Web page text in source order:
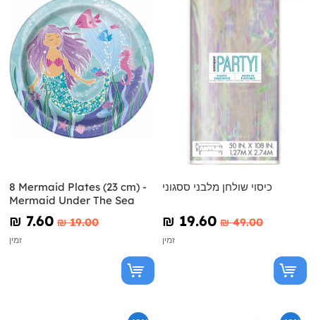
8 Mermaid Plates (23 cm) -
Mermaid Under The Sea
₪‎ 7.60 ₪‎ 19.00
זמין
כיסוי שולחן מלבני ססגוני
₪‎ 19.60 ₪‎ 49.00
זמין